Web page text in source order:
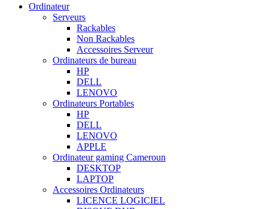
Ordinateur
Serveurs
Rackables
Non Rackables
Accessoires Serveur
Ordinateurs de bureau
HP
DELL
LENOVO
Ordinateurs Portables
HP
DELL
LENOVO
APPLE
Ordinateur gaming Cameroun
DESKTOP
LAPTOP
Accessoires Ordinateurs
LICENCE LOGICIEL